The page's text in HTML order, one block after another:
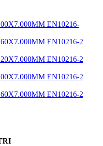
EN10216-
EN10216-2
EN10216-2
EN10216-2
EN10216-2